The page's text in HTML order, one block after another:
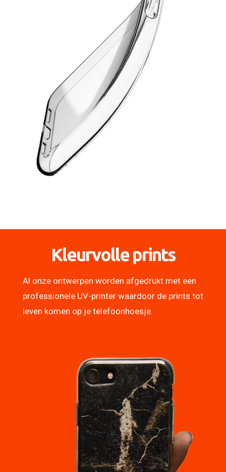
Kleurvolle prints
Al onze ontwerpen worden afgedrukt met een
professionele UV-printer waardoor de prints tot
leven komen op je telefoonhoesje.